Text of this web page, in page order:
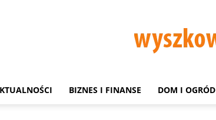
BIZNES I FINANSE DOM I OGRÓD